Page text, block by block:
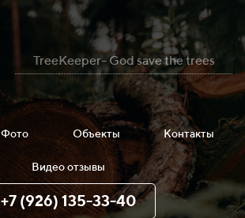
TreeKeeper- God save the trees
Фото Объекты Контакты
Видео отзывы
+7 (926) 135-33-40